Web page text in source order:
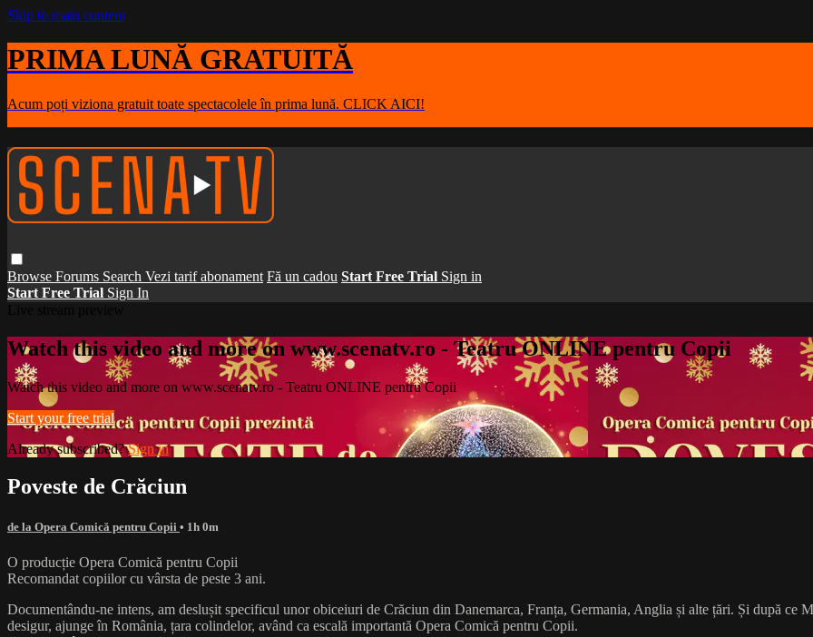
Skip to main content
PRIMA LUNĂ GRATUITĂ
Acum poți viziona gratuit toate spectacolele în prima lună. CLICK AICI!
Browse Forums Search Vezi tarif abonament Fă un cadou Start Free Trial Sign in
Start Free Trial Sign In
Watch this video and more on www.scenatv.ro - Teatru ONLINE pentru Copii
Watch this video and more on www.scenatv.ro - Teatru ONLINE pentru Copii
Start your free trial
Already subscribed?Sign in
Poveste de Crăciun
de la Opera Comică pentru Copii • 1h 0m
O producție Opera Comică pentru Copii
Recomandat copiilor cu vârsta de peste 3 ani.
Documentându-ne intens, am deslușit specificul unor obiceiuri de Crăciun din Danemarca, Franța, Germania, Anglia și alte țări. Și după ce
desigur, ajunge în România, țara colindelor, având ca escală importantă Opera Comică pentru Copii.